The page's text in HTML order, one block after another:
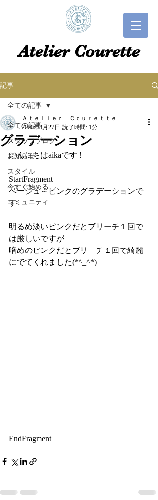
​​Atelier Courette​
記事
全ての記事
スタッフブログ
お知らせ
スタイル
今すぐ始める
コミュニティ
全ての記事
グラデーション
Ａｔｅｌｉｅｒ Ｃｏｕｒｅｔｔｅ
2020年8月27日 読了時間: 1分
こんにちはaikaです！
StartFragment
ベージュ～ピンクのグラデーションで
す
明るめ淡いピンクだとブリーチ１回で
は厳しいですが
暗めのピンクだとブリーチ１回で綺麗
にでてくれました(*^_^*)
EndFragment